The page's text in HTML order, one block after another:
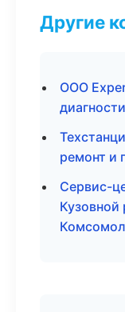
Другие
ООО
ремонт и
Сервис-
Кузовной